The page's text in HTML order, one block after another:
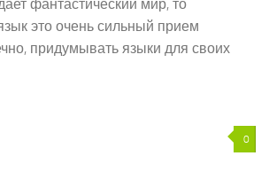
фантастический мир, то
это очень сильный прием
придумывать языки для своих
0